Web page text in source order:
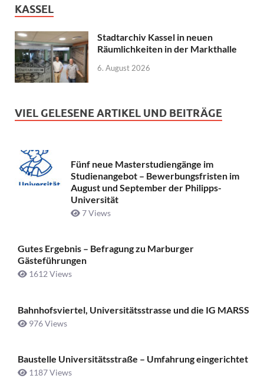
KASSEL
Stadtarchiv Kassel in neuen
Räumlichkeiten in der Markthalle
6. August 2026
VIEL GELESENE ARTIKEL UND BEITRÄGE
Fünf neue Masterstudiengänge im
Studienangebot – Bewerbungsfristen im
August und September der Philipps-
Universität
7 Views
Gutes Ergebnis – Befragung zu Marburger
Gästeführungen
1612 Views
Bahnhofsviertel, Universitätsstrasse und die IG MARSS
976 Views
Baustelle Universitätsstraße ­– Umfahrung eingerichtet
1187 Views